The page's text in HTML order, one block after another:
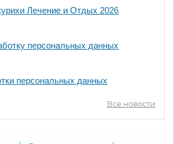
Лечение и Отдых 2026
персональных данных
персональных данных
Все новости